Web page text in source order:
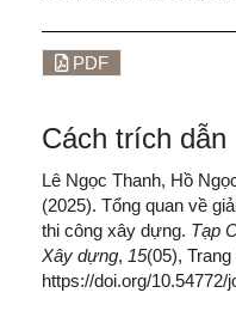
PDF
Cách trích dẫn
Lê Ngọc Thanh, Hồ
(2025). Tổng quan về
thi công xây dựng. Tạp
Xây dựng, 15(05), Trang
https://doi.org/10.54772/